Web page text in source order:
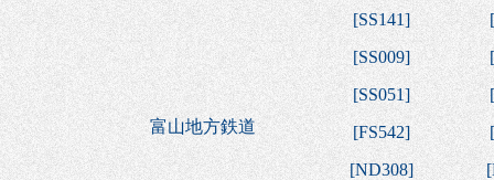
[SS141]
[
[SS009]
[
[SS051]
[
富山地方鉄道
[FS542]
[
[ND308] [